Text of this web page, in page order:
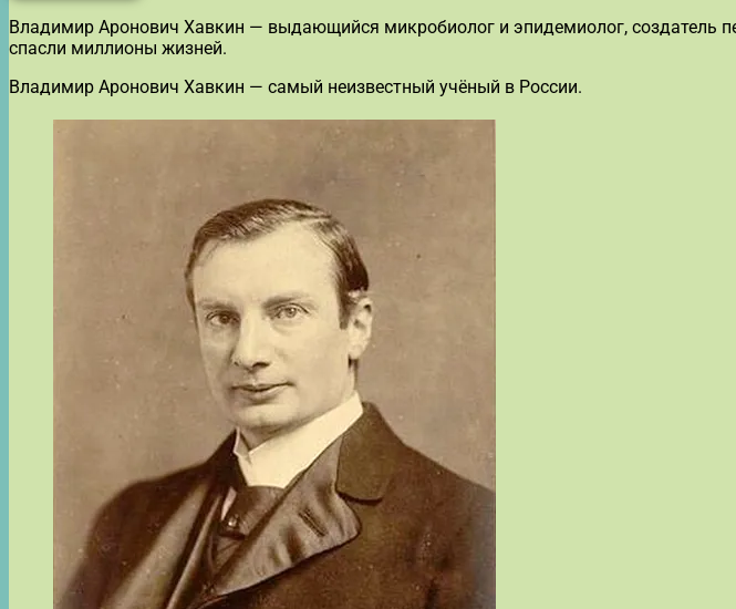
Владимир Аронович Хавкин — выдающийся микробиолог и эпидемиолог, создатель
спасли миллионы жизней.
Владимир Аронович Хавкин — самый неизвестный учёный в России.